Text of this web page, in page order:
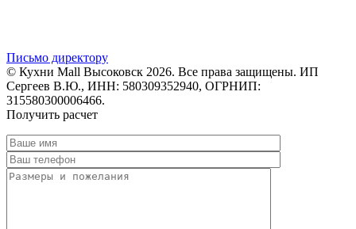
Письмо директору
© Кухни Mall Высоковск 2026. Все права защищены. ИП
Сергеев В.Ю., ИНН: 580309352940, ОГРНИП:
315580300006466.
Получить расчет